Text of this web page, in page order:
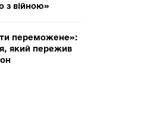
з війною»
переможене»:
який пережив